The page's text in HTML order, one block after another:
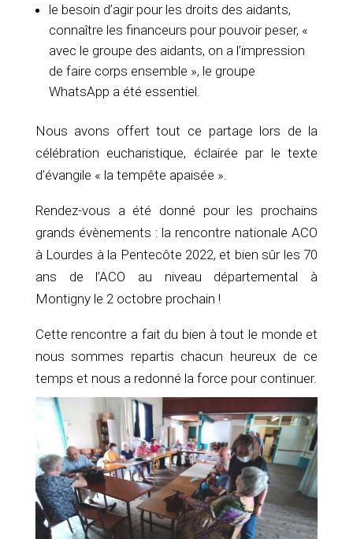
le besoin d’agir pour les droits des aidants,
connaître les financeurs pour pouvoir peser, «
avec le groupe des aidants, on a l’impression
de faire corps ensemble », le groupe
WhatsApp a été essentiel.
Nous avons offert tout ce partage lors de la
célébration eucharistique, éclairée par le texte
d’évangile « la tempête apaisée ».
Rendez-vous a été donné pour les prochains
grands évènements : la rencontre nationale ACO
à Lourdes à la Pentecôte 2022, et bien sûr les 70
ans de l’ACO au niveau départemental à
Montigny le 2 octobre prochain !
Cette rencontre a fait du bien à tout le monde et
nous sommes repartis chacun heureux de ce
temps et nous a redonné la force pour continuer.